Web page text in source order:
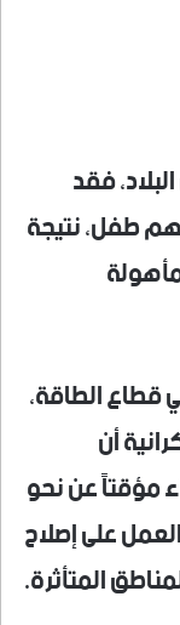
فقد
14 شخصاً، بينهم طفل، نتيجة
الطاقة،
أن
مؤقتاً عن نحو
على إصلاح
المتأثرة.